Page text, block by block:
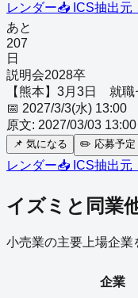
レンダー📥 ICS抽出元
あと
207
日
説明会2028卒
【熊本】3月3日 就職
📅 2027/3/3(水) 13:00
原文: 2027/03/03 13:00
📌 気になる ✏️ 応募予定
レンダー📥 ICS抽出元
イズミ と同業
小売業の主要上場企業
企業